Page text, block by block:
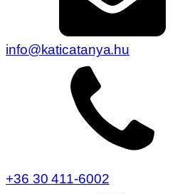
info@katicatanya.hu
+36 30 411-6002